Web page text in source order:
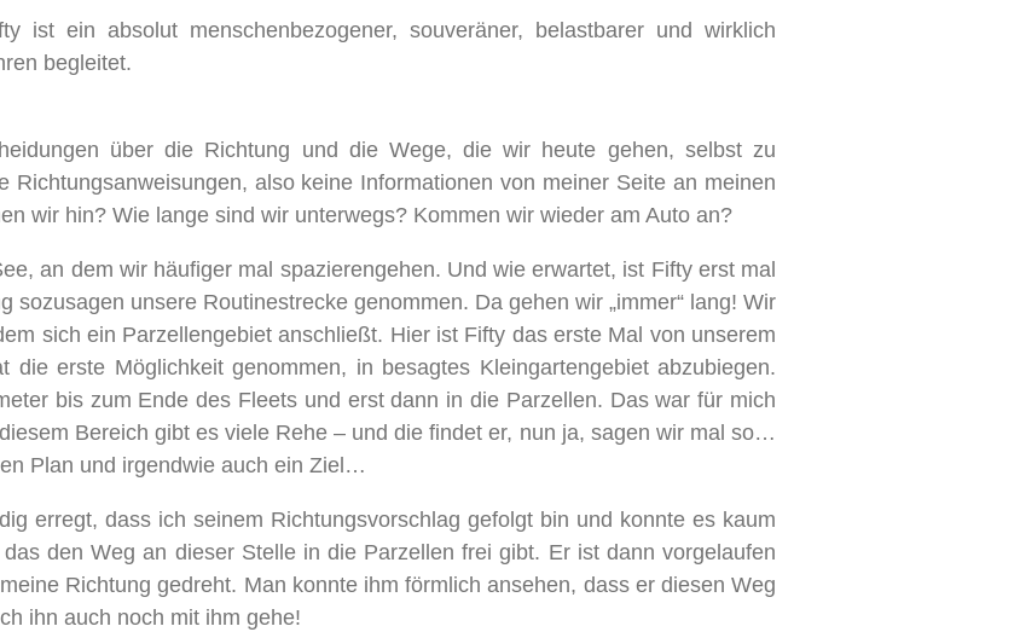
ist ein absolut menschenbezogener, souveräner, belastbarer und wirklich
begleitet.
über die Richtung und die Wege, die wir heute gehen, selbst zu
Richtungsanweisungen, also keine Informationen von meiner Seite an meinen
wir hin? Wie lange sind wir unterwegs? Kommen wir wieder am Auto an?
an dem wir häufiger mal spazierengehen. Und wie erwartet, ist Fifty erst mal
sozusagen unsere Routinestrecke genommen. Da gehen wir „immer“ lang! Wir
sich ein Parzellengebiet anschließt. Hier ist Fifty das erste Mal von unserem
die erste Möglichkeit genommen, in besagtes Kleingartengebiet abzubiegen.
bis zum Ende des Fleets und erst dann in die Parzellen. Das war für mich
Bereich gibt es viele Rehe – und die findet er, nun ja, sagen wir mal so…
Plan und irgendwie auch ein Ziel…
erregt, dass ich seinem Richtungsvorschlag gefolgt bin und konnte es kaum
den Weg an dieser Stelle in die Parzellen frei gibt. Er ist dann vorgelaufen
Richtung gedreht. Man konnte ihm förmlich ansehen, dass er diesen Weg
ihn auch noch mit ihm gehe!